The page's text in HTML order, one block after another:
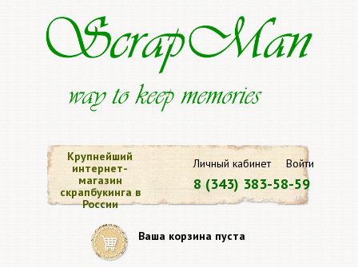
Личный кабинет Войти
8 (343) 383-58-59
Крупнейший
интернет-
магазин
скрапбукинга в
России
Ваша корзина пуста